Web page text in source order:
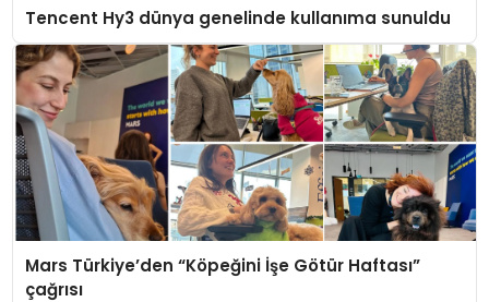
Tencent Hy3 dünya genelinde kullanıma sunuldu
Mars Türkiye’den “Köpeğini İşe Götür Haftası”
çağrısı